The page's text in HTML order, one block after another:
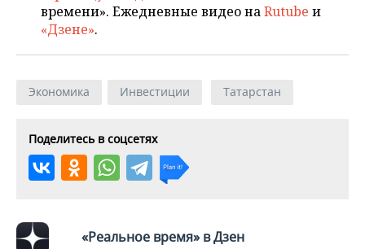
времени». Ежедневные видео наRutube и
«Дзене».
Экономика Инвестиции Татарстан
Поделитесь в соцсетях
«Реальное время» в Дзен